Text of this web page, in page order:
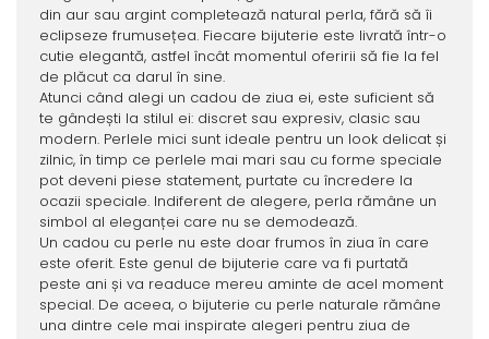
din aur sau argint completează natural perla, fără să îi
eclipseze frumusețea. Fiecare bijuterie este livrată într-o
cutie elegantă, astfel încât momentul oferirii să fie la fel
de plăcut ca darul în sine.
Atunci când alegi un cadou de ziua ei, este suficient să
te gândești la stilul ei: discret sau expresiv, clasic sau
modern. Perlele mici sunt ideale pentru un look delicat și
zilnic, în timp ce perlele mai mari sau cu forme speciale
pot deveni piese statement, purtate cu încredere la
ocazii speciale. Indiferent de alegere, perla rămâne un
simbol al eleganței care nu se demodează.
Un cadou cu perle nu este doar frumos în ziua în care
este oferit. Este genul de bijuterie care va fi purtată
peste ani și va readuce mereu aminte de acel moment
special. De aceea, o bijuterie cu perle naturale rămâne
una dintre cele mai inspirate alegeri pentru ziua de